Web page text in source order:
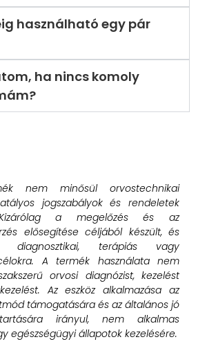
használható egy pár
ha nincs komoly
nem minősül orvostechnikai
jogszabályok és rendeletek
a megelőzés és az
elősegítése céljából készült, és
diagnosztikai, terápiás vagy
A termék használata nem
orvosi diagnózist, kezelést
Az eszköz alkalmazása az
támogatására és az általános jó
irányul, nem alkalmas
egészségügyi állapotok kezelésére.